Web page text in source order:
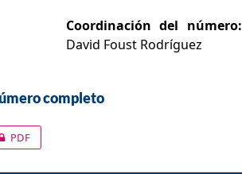
Coordinación del número:
David Foust Rodríguez
completo
PDF